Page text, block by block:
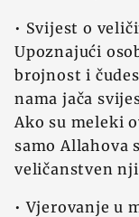
• Svijest o
Upoznajući
brojnost i
nama jača
Ako su meleki
samo Allahova
veličanstven
• Vjerovanje u